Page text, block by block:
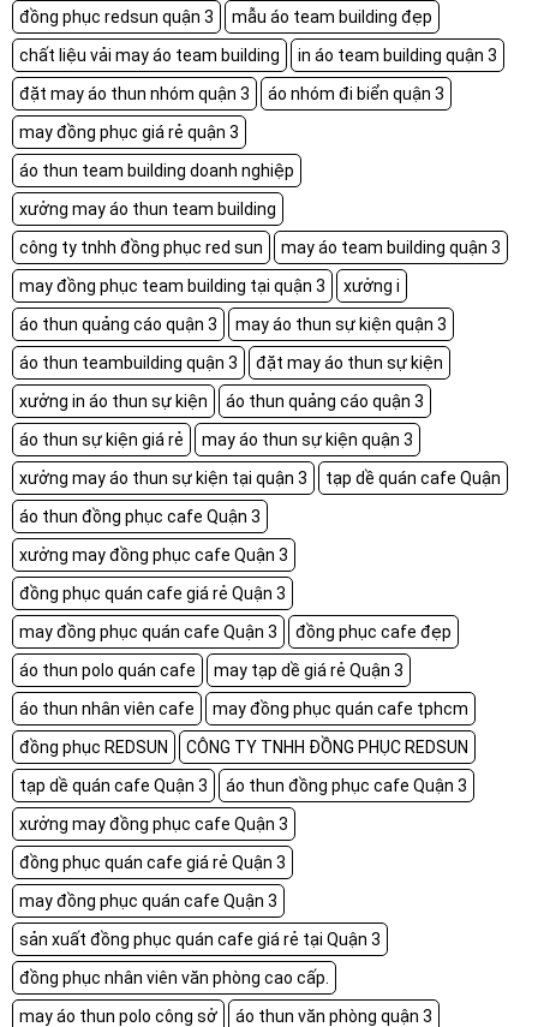
đồng phục redsun quận 3
mẫu áo team building đẹp
chất liệu vải may áo team building
in áo team building quận 3
đặt may áo thun nhóm quận 3
áo nhóm đi biển quận 3
may đồng phục giá rẻ quận 3
áo thun team building doanh nghiệp
xưởng may áo thun team building
công ty tnhh đồng phục red sun
may áo team building quận 3
may đồng phục team building tại quận 3
xưởng i
áo thun quảng cáo quận 3
may áo thun sự kiện quận 3
áo thun teambuilding quận 3
đặt may áo thun sự kiện
xưởng in áo thun sự kiện
áo thun quảng cáo quận 3
áo thun sự kiện giá rẻ
may áo thun sự kiện quận 3
xưởng may áo thun sự kiện tại quận 3
tạp dề quán cafe Quận
áo thun đồng phục cafe Quận 3
xưởng may đồng phục cafe Quận 3
đồng phục quán cafe giá rẻ Quận 3
may đồng phục quán cafe Quận 3
đồng phục cafe đẹp
áo thun polo quán cafe
may tạp dề giá rẻ Quận 3
áo thun nhân viên cafe
may đồng phục quán cafe tphcm
đồng phục REDSUN
CÔNG TY TNHH ĐỒNG PHỤC REDSUN
tạp dề quán cafe Quận 3
áo thun đồng phục cafe Quận 3
xưởng may đồng phục cafe Quận 3
đồng phục quán cafe giá rẻ Quận 3
may đồng phục quán cafe Quận 3
sản xuất đồng phục quán cafe giá rẻ tại Quận 3
đồng phục nhân viên văn phòng cao cấp.
may áo thun polo công sở
áo thun văn phòng quận 3